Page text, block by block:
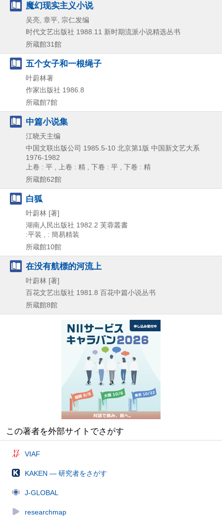
魔幻现实主义小说
吴亮, 章平, 宗仁发编
时代文艺出版社 1988.11 新时期流派小说精选丛书
所蔵館31館
五个女子和一根绳子
叶蔚林著
作家出版社 1986.8
所蔵館7館
中篇小说集
江晓天主编
中国文联出版公司 1985.5-10 北京第1版 中国新文艺大系
1976-1982
上卷 : 平 , 上卷 : 精 , 下卷 : 平 , 下卷 : 精
所蔵館62館
白狐
叶蔚林 [著]
湖南人民出版社 1982.2 芙蓉叢書
:平装 , : 簡易精装
所蔵館10館
在没有航標的河流上
叶蔚林 [著]
百花文艺出版社 1981.8 百花中篇小说丛书
所蔵館8館
この著者を外部サイトでさがす
VIAF
KAKEN — 研究者をさがす
J-GLOBAL
researchmap